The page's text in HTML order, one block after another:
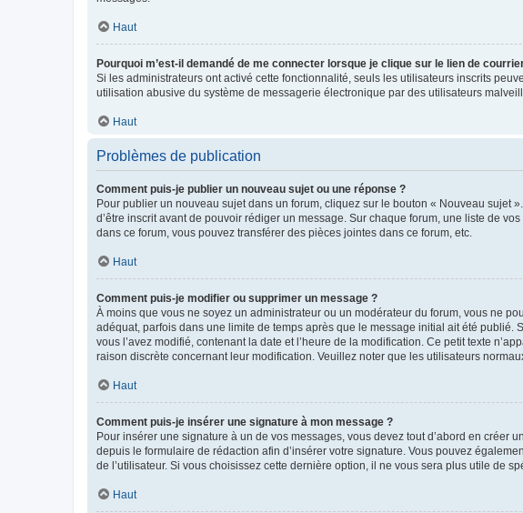
Haut
Pourquoi m’est-il demandé de me connecter lorsque je clique sur le lien de
Si les administrateurs ont activé cette fonctionnalité, seuls les utilisateurs inscrits
utilisation abusive du système de messagerie électronique par des utilisateurs
Haut
Problèmes de publication
Comment puis-je publier un nouveau sujet ou une réponse ?
Pour publier un nouveau sujet dans un forum, cliquez sur le bouton « Nouveau sujet
d’être inscrit avant de pouvoir rédiger un message. Sur chaque forum, une liste de
dans ce forum, vous pouvez transférer des pièces jointes dans ce forum, etc.
Haut
Comment puis-je modifier ou supprimer un message ?
À moins que vous ne soyez un administrateur ou un modérateur du forum, vous ne
adéquat, parfois dans une limite de temps après que le message initial ait été
vous l’avez modifié, contenant la date et l’heure de la modification. Ce petit texte
raison discrète concernant leur modification. Veuillez noter que les utilisateurs
Haut
Comment puis-je insérer une signature à mon message ?
Pour insérer une signature à un de vos messages, vous devez tout d’abord en créer
depuis le formulaire de rédaction afin d’insérer votre signature. Vous pouvez
de l’utilisateur. Si vous choisissez cette dernière option, il ne vous sera plus utile de
Haut